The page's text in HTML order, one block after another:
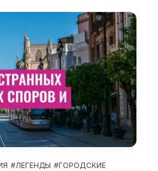
#ЛЕГЕНДЫ #ГОРОДСКИЕ